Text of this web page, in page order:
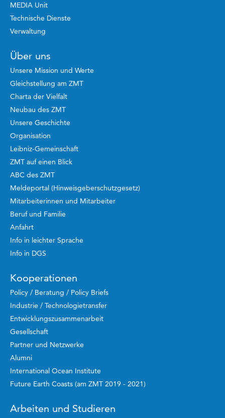
MEDIA Unit
Technische Dienste
Verwaltung
Über uns
Unsere Mission und Werte
Gleichstellung am ZMT
Charta der Vielfalt
Neubau des ZMT
Unsere Geschichte
Organisation
Leibniz-Gemeinschaft
ZMT auf einen Blick
ABC des ZMT
Meldeportal (Hinweisgeberschutzgesetz)
Mitarbeiterinnen und Mitarbeiter
Beruf und Familie
Anfahrt
Info in leichter Sprache
Info in DGS
Kooperationen
Policy / Beratung / Policy Briefs
Industrie / Technologietransfer
Entwicklungszusammenarbeit
Gesellschaft
Partner und Netzwerke
Alumni
International Ocean Institute
Future Earth Coasts (am ZMT 2019 - 2021)
Arbeiten und Studieren